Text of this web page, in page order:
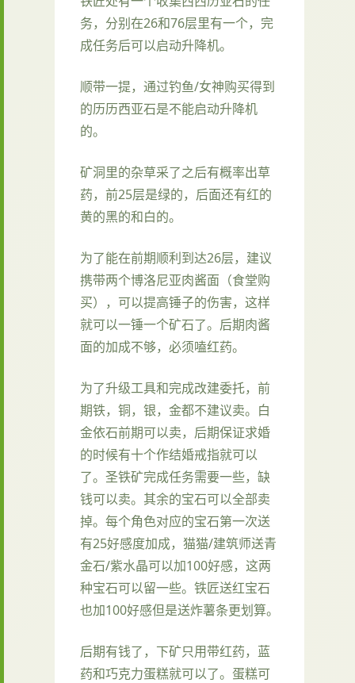
务，分别在26和76层里有一个，完
成任务后可以启动升降机。
顺带一提，通过钓鱼/女神购买得到
的历历西亚石是不能启动升降机
的。
矿洞里的杂草采了之后有概率出草
药，前25层是绿的，后面还有红的
黄的黑的和白的。
为了能在前期顺利到达26层，建议
携带两个博洛尼亚肉酱面（食堂购
买），可以提高锤子的伤害，这样
就可以一锤一个矿石了。后期肉酱
面的加成不够，必须嗑红药。
为了升级工具和完成改建委托，前
期铁，铜，银，金都不建议卖。白
金依石前期可以卖，后期保证求婚
的时候有十个作结婚戒指就可以
了。圣铁矿完成任务需要一些，缺
钱可以卖。其余的宝石可以全部卖
掉。每个角色对应的宝石第一次送
有25好感度加成，猫猫/建筑师送青
金石/紫水晶可以加100好感，这两
种宝石可以留一些。铁匠送红宝石
也加100好感但是送炸薯条更划算。
后期有钱了，下矿只用带红药，蓝
药和巧克力蛋糕就可以了。蛋糕可